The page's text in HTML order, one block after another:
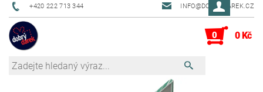
+420 222 713 344 INFO@DOBRYDAREK.CZ
0 0 Kč